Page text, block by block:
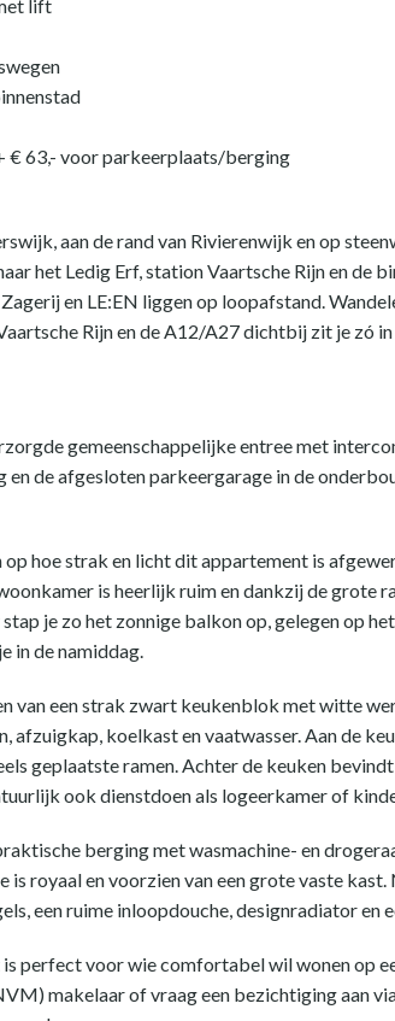
lift
€ 63,- voor parkeerplaats/berging
aan de rand van Rivierenwijk en op
het Ledig Erf, station Vaartsche Rijn en de
en LE:EN liggen op loopafstand.
Rijn en de A12/A27 dichtbij zit je zó in
gemeenschappelijke entree met
de afgesloten parkeergarage in de
hoe strak en licht dit appartement is
is heerlijk ruim en dankzij de grote
je zo het zonnige balkon op, gelegen op
in de namiddag.
van een strak zwart keukenblok met witte
afzuigkap, koelkast en vaatwasser. Aan de
geplaatste ramen. Achter de keuken
ook dienstdoen als logeerkamer of
berging met wasmachine- en
is royaal en voorzien van een grote vaste
een ruime inloopdouche, designradiator en
perfect voor wie comfortabel wil wonen op
makelaar of vraag een bezichtiging aan